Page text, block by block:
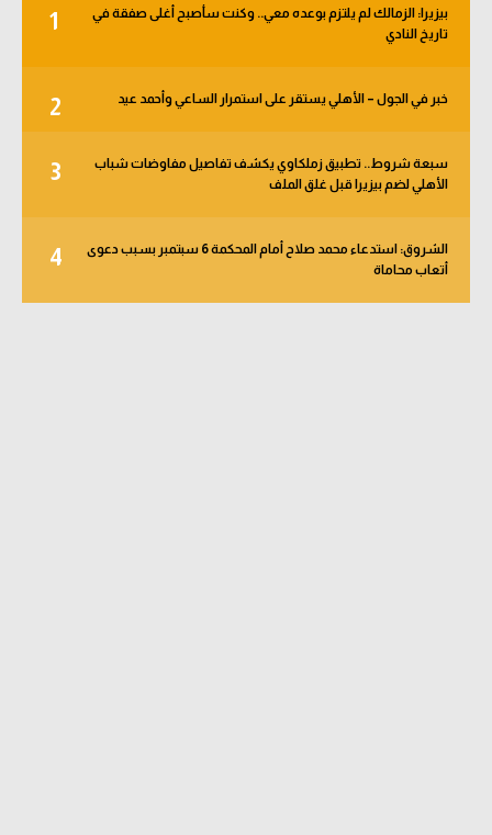
1
بيزيرا: الزمالك لم يلتزم بوعده معي.. وكنت سأصبح أغلى صفقة في
تاريخ النادي
2 خبر في الجول – الأهلي يستقر على استمرار الساعي وأحمد عيد
3
سبعة شروط.. تطبيق زملكاوي يكشف تفاصيل مفاوضات شباب
الأهلي لضم بيزيرا قبل غلق الملف
4
الشروق: استدعاء محمد صلاح أمام المحكمة 6 سبتمبر بسبب دعوى
أتعاب محاماة